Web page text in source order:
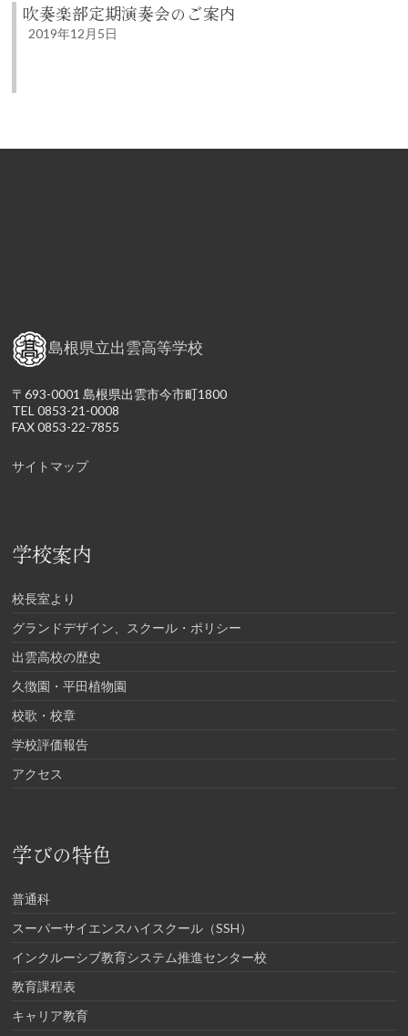
吹奏楽部定期演奏会のご案内
2019年12月5日
島根県立出雲高等学校
〒693-0001 島根県出雲市今市町1800
TEL 0853-21-0008
FAX 0853-22-7855
サイトマップ
学校案内
校長室より
グランドデザイン、スクール・ポリシー
出雲高校の歴史
久徴園・平田植物園
校歌・校章
学校評価報告
アクセス
学びの特色
普通科
スーパーサイエンスハイスクール（SSH）
インクルーシブ教育システム推進センター校
教育課程表
キャリア教育